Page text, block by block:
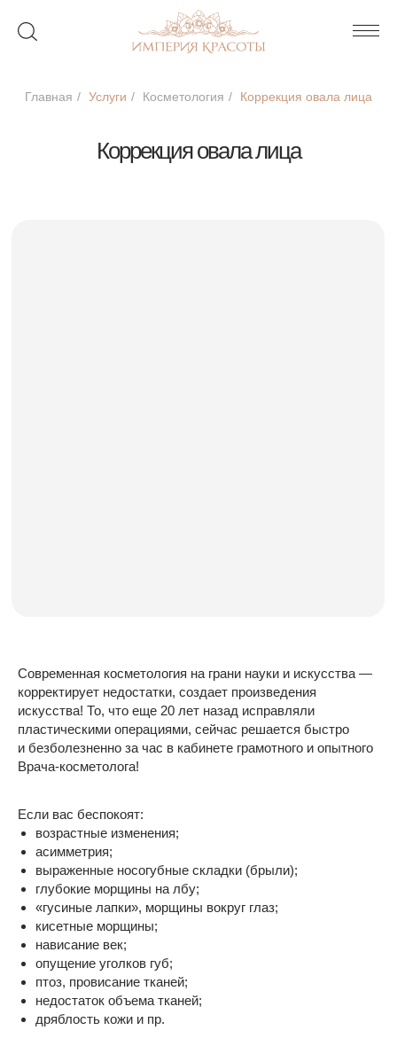
Главная / Услуги / Косметология / Коррекция овала лица
Коррекция овала лица
Современная косметология на грани науки и искусства —
корректирует недостатки, создает произведения
искусства! То, что еще 20 лет назад исправляли
пластическими операциями, сейчас решается быстро
и безболезненно за час в кабинете грамотного и опытного
Врача-косметолога!
Если вас беспокоят:
возрастные изменения;
асимметрия;
выраженные носогубные складки (брыли);
глубокие морщины на лбу;
«гусиные лапки», морщины вокруг глаз;
кисетные морщины;
нависание век;
опущение уголков губ;
птоз, провисание тканей;
недостаток объема тканей;
дряблость кожи и пр.